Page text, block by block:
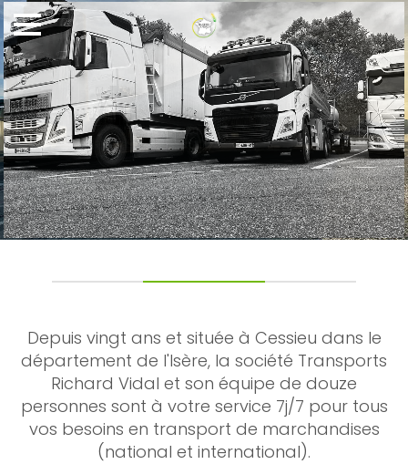
Depuis vingt ans et située à Cessieu dans le
département de l'Isère, la société Transports
Richard Vidal et son équipe de douze
personnes sont à votre service 7j/7 pour tous
vos besoins en transport de marchandises
(national et international).